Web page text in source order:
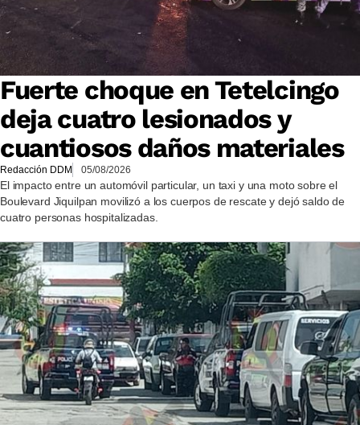
Fuerte choque en Tetelcingo
deja cuatro lesionados y
cuantiosos daños materiales
Redacción DDM 05/08/2026
El impacto entre un automóvil particular, un taxi y una moto sobre el
Boulevard Jiquilpan movilizó a los cuerpos de rescate y dejó saldo de
cuatro personas hospitalizadas.